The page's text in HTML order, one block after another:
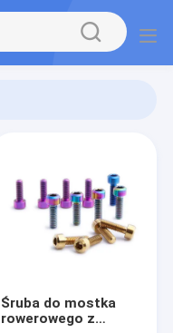
Śruba do mostka
rowerowego z